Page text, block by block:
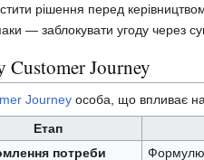
рішення перед
— заблокувати угоду через
Customer Journey
Journey особа, що впливає
Етап
потреби